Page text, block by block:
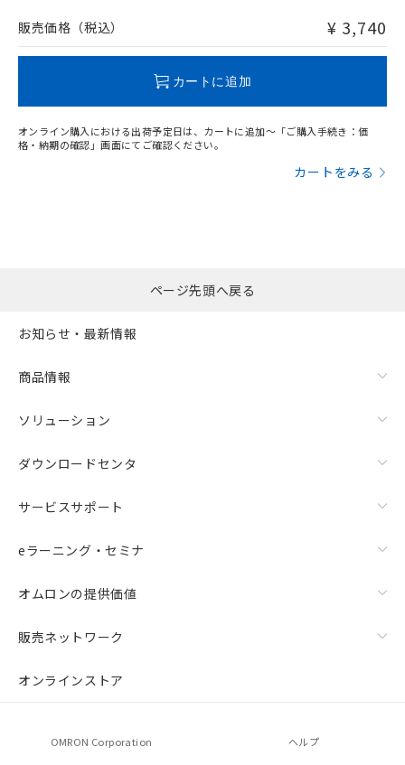
問い合わせください。
販売価格（税込） ¥ 3,740
カートに追加
オンライン購入における出荷予定日は、カートに追加～「ご購入手続き：価
格・納期の確認」画面にてご確認ください。
カートをみる
ページ先頭へ戻る
お知らせ・最新情報
商品情報
ソリューション
ダウンロードセンタ
サービスサポート
eラーニング・セミナ
オムロンの提供価値
販売ネットワーク
オンラインストア
OMRON Corporation ヘルプ